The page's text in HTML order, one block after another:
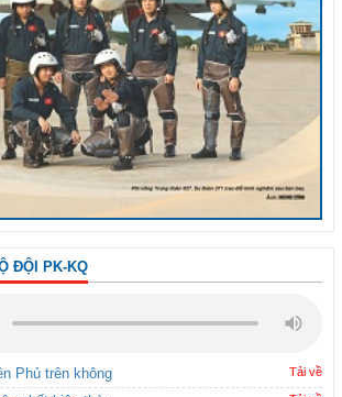
ĐỘI PK-KQ
Phủ trên không Tải về